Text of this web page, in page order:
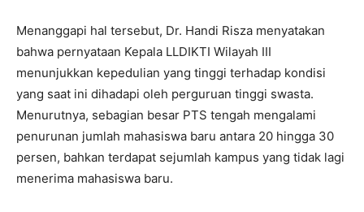
Menanggapi hal tersebut, Dr. Handi Risza menyatakan
bahwa pernyataan Kepala LLDIKTI Wilayah III
menunjukkan kepedulian yang tinggi terhadap kondisi
yang saat ini dihadapi oleh perguruan tinggi swasta.
Menurutnya, sebagian besar PTS tengah mengalami
penurunan jumlah mahasiswa baru antara 20 hingga 30
persen, bahkan terdapat sejumlah kampus yang tidak lagi
menerima mahasiswa baru.